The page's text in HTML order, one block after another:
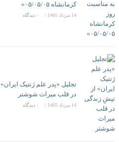
کرمانشاه ۰۵/۰۵/۰۵»
14 مرداد 1405 / ۰ دیدگاه
تجلیل «پدر علم ژنتیک
در قلب میراث شوشتر
14 مرداد 1405 / ۰ دیدگاه